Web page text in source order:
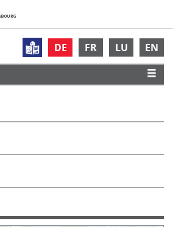
DE FR LU EN